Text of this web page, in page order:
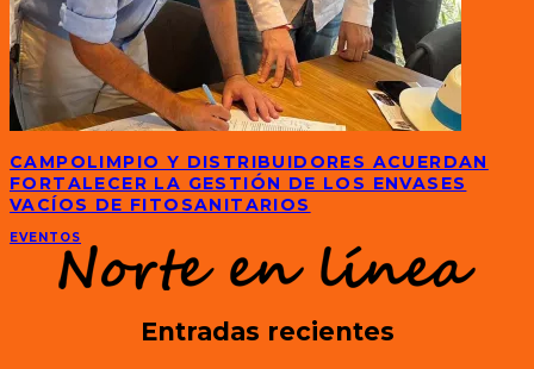
CAMPOLIMPIO Y DISTRIBUIDORES ACUERDAN
FORTALECER LA GESTIÓN DE LOS ENVASES
VACÍOS DE FITOSANITARIOS
EVENTOS
Entradas recientes